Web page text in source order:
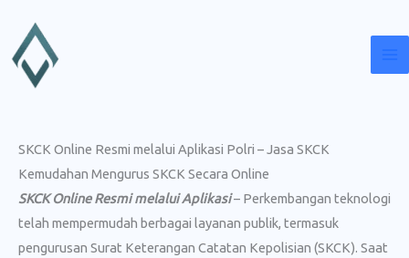
konten
SKCK Online Resmi melalui Aplikasi Polri – Jasa SKCK
Kemudahan Mengurus SKCK Secara Online
SKCK Online Resmi melalui Aplikasi– Perkembangan teknologi
telah mempermudah berbagai layanan publik, termasuk
pengurusan Surat Keterangan Catatan Kepolisian (SKCK). Saat